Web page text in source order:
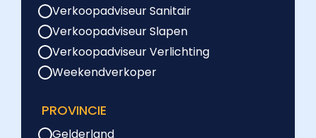
Verkoopadviseur Sanitair
Verkoopadviseur Slapen
Verkoopadviseur Verlichting
Weekendverkoper
PROVINCIE
Gelderland